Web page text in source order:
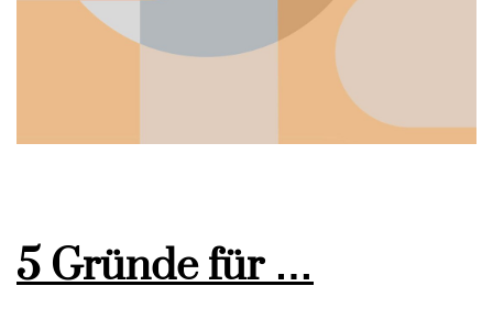
5 Gründe für …